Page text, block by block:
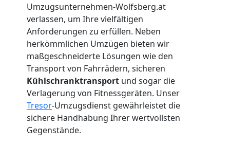
Umzugsunternehmen-Wolfsberg.at
verlassen, um Ihre vielfältigen
Anforderungen zu erfüllen. Neben
herkömmlichen Umzügen bieten wir
maßgeschneiderte Lösungen wie den
Transport von Fahrrädern, sicheren
Kühlschranktransport und sogar die
Verlagerung von Fitnessgeräten. Unser
Tresor-Umzugsdienst gewährleistet die
sichere Handhabung Ihrer wertvollsten
Gegenstände.
Wolfsberg
Umzug
Mann